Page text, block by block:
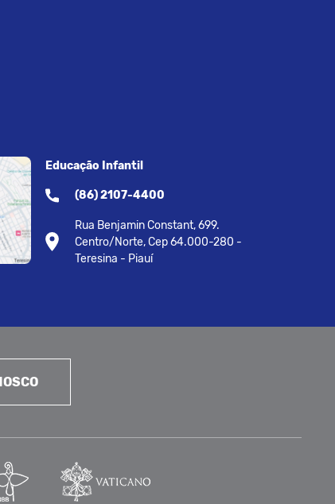
Educação Infantil
(86) 2107-4400
Rua Benjamin Constant, 699.
Centro/Norte, Cep 64.000-280 -
Teresina - Piauí